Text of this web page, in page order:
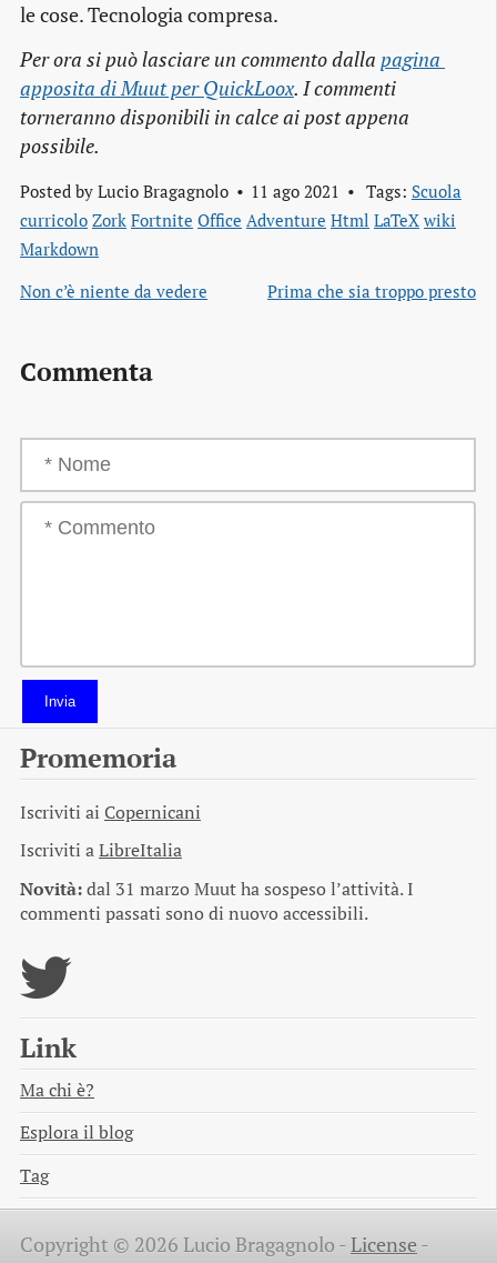
le cose. Tecnologia compresa.
Per ora si può lasciare un commento dalla pagina
apposita di Muut per QuickLoox. I commenti
torneranno disponibili in calce ai post appena
possibile.
Posted by Lucio Bragagnolo 11 ago 2021 Tags: Scuola
curricolo Zork Fortnite Office Adventure Html LaTeX wiki
Markdown
Non c’è niente da vedere
Prima che sia troppo presto
Commenta
Invia
Promemoria
Iscriviti ai Copernicani
Iscriviti aLibreItalia
Novità:dal 31 marzo Muut ha sospeso l’attività. I
commenti passati sono di nuovo accessibili.
Link
Ma chi è?
Esplora il blog
Tag
Copyright © 2026 Lucio Bragagnolo -License -